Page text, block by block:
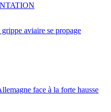
aviaire se propage
face à la forte hausse